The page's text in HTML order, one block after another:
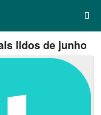
lidos de junho